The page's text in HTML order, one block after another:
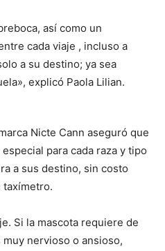
así como un
cada viaje , incluso a
a su destino; ya sea
explicó Paola Lilian.
Nicte Cann aseguró que
para cada raza y tipo
a sus destino, sin costo
taxímetro.
Si la mascota requiere de
nervioso o ansioso,